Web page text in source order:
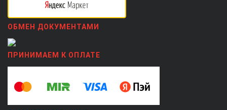
ОБМЕН ДОКУМЕНТАМИ
ПРИНИМАЕМ К ОПЛАТЕ